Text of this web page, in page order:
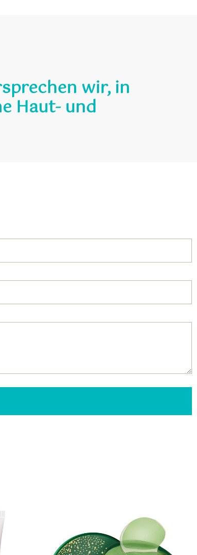
wir, in
Haut- und